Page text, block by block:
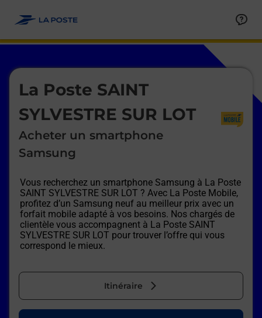
La Poste SAINT
SYLVESTRE SUR LOT
Acheter un smartphone
Samsung
Vous recherchez un smartphone Samsung à La Poste
SAINT SYLVESTRE SUR LOT ? Avec La Poste Mobile,
profitez d’un Samsung neuf au meilleur prix avec un
forfait mobile adapté à vos besoins. Nos chargés de
clientèle vous accompagnent à La Poste SAINT
SYLVESTRE SUR LOT pour trouver l’offre qui vous
correspond le mieux.
Itinéraire
Le lien s'ouvre dans un nouvel onglet